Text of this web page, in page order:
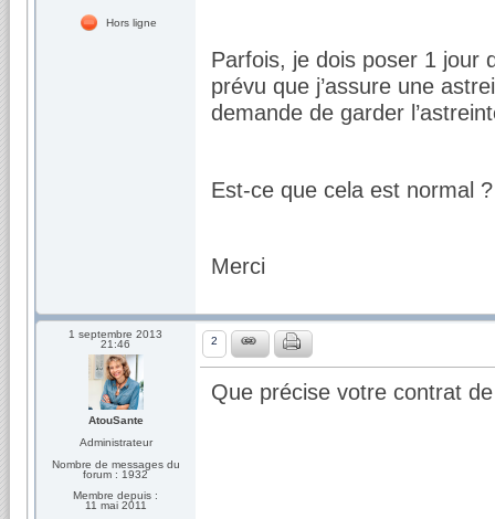
Hors ligne
Parfois, je dois poser 1 jour
prévu que j’assure une
demande de garder
Est-ce que cela est normal ?
Merci
1 septembre 2013
21:46
AtouSante
Administrateur
Nombre de messages du
forum : 1932
Membre depuis :
11 mai 2011
2
Que précise votre contrat